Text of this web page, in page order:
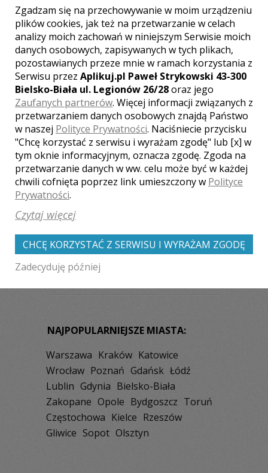
Liczba pozycji:1
WOJEWÓDZTWO LUBELSKIE –
ZOBACZ LISTĘ FOTOGRAFÓW Z
INNYCH MIAST:
Lublin Puławy Zamość Toruń
Biała Podlaska Chełm
Kazimierz Dolny
Kraśnik Biłgoraj
Lubartów
Janów Lubelski
Radzyń Podlaski
Świdnik Dęblin Nałęczów
Hrubieszów
NAJPOPULARNIEJSZE MIASTA:
Warszawa Kraków Katowice
Wrocław Poznań Gdańsk Łódź
Lublin Gdynia Bielsko-Biała
Zakopane Opole Bydgoszcz Toruń
Częstochowa Kielce Rzeszów
Gliwice Sopot Olsztyn
Zgadzam się na przechowywanie w moim urządzeniu
plików cookies, jak też na przetwarzanie w celach
analizy moich zachowań w niniejszym Serwisie moich
danych osobowych, zapisywanych w tych plikach,
pozostawianych przeze mnie w ramach korzystania z
Serwisu przez Aplikuj.pl Paweł Strykowski 43-300
Bielsko-Biała ul. Legionów 26/28oraz jego
Zaufanych partnerów. Więcej informacji związanych z
przetwarzaniem danych osobowych znajdą Państwo
w naszej Polityce Prywatności. Naciśniecie przycisku
"Chcę korzystać z serwisu i wyrażam zgodę" lub [x] w
tym oknie informacyjnym, oznacza zgodę. Zgoda na
przetwarzanie danych w ww. celu może być w każdej
chwili cofnięta poprzez link umieszczony w Polityce
Prywatności.
Czytaj więcej
CHCĘ KORZYSTAĆ Z SERWISU I WYRAŻAM ZGODĘ
Zadecyduję później